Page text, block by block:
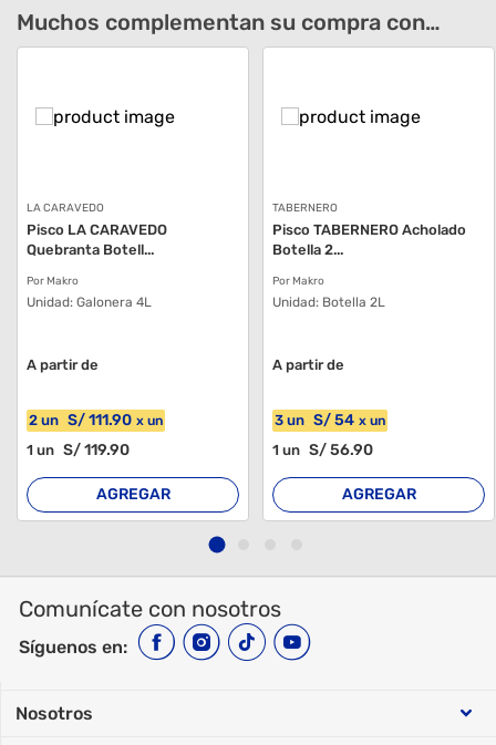
Muchos complementan su compra con…
LA CARAVEDO
Pisco LA CARAVEDO
Quebranta Botell...
Por Makro
Unidad: Galonera 4L
A partir de
2 un S/111.90 x un
1 un S/119.90
AGREGAR
TABERNERO
Pisco TABERNERO Acholado
Botella 2...
Por Makro
Unidad: Botella 2L
A partir de
3 un S/54 x un
1 un S/56.90
AGREGAR
Comunícate con nosotros
Síguenos en:
Nosotros